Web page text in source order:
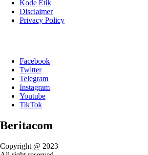
Kode Etik
Disclaimer
Privacy Policy
Facebook
Twitter
Telegram
Instagram
Youtube
TikTok
Beritacom
Copyright @ 2023